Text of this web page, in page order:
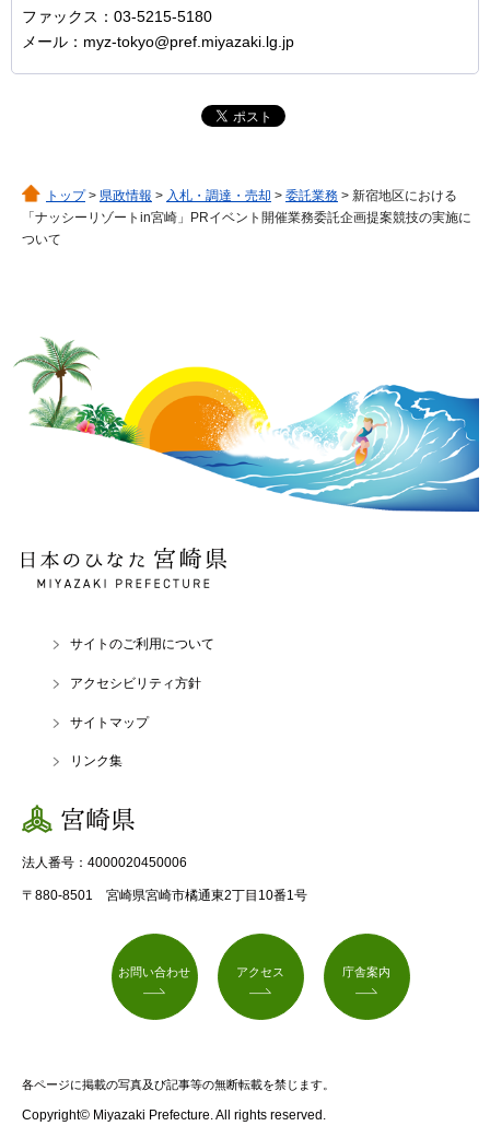
ファックス：03-5215-5180
メール：myz-tokyo@pref.miyazaki.lg.jp
トップ> 県政情報 > 入札・調達・売却 > 委託業務 > 新宿地区における
「ナッシーリゾートin宮崎」PRイベント開催業務委託企画提案競技の実施に
ついて
日本のひなた 宮崎県
MIYAZAKI PREFECTURE
サイトのご利用について
アクセシビリティ方針
サイトマップ
リンク集
宮崎県
法人番号：4000020450006
〒880-8501 宮崎県宮崎市橘通東2丁目10番1号
お問い合わせ アクセス 庁舎案内
各ページに掲載の写真及び記事等の無断転載を禁じます。
Copyright© Miyazaki Prefecture. All rights reserved.